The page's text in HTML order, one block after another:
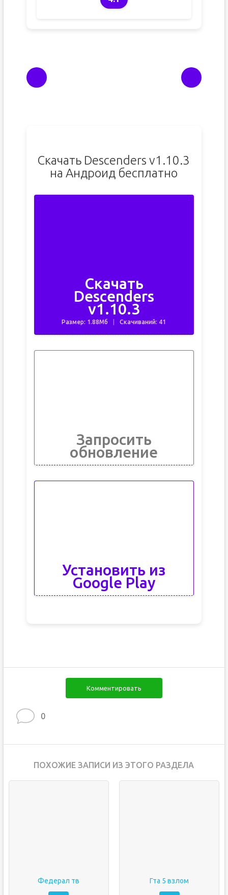
Скачать Descenders v1.10.3
на Андроид бесплатно
Скачать
Descenders
v1.10.3
Размер: 1.88Мб Скачиваний: 41
Запросить
обновление
Установить из
Google Play
Комментировать
0
ПОХОЖИЕ ЗАПИСИ ИЗ ЭТОГО РАЗДЕЛА
Федерал тв Гта 5 взлом